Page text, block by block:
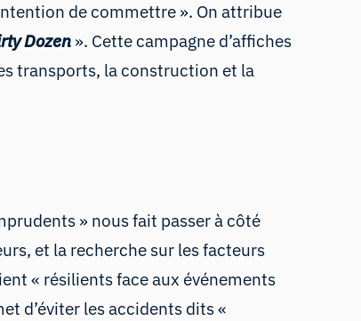
de commettre ». On attribue
Dozen ». Cette campagne d’affiches
transports, la construction et la
» nous fait passer à côté
et la recherche sur les facteurs
« résilients face aux événements
d’éviter les accidents dits «